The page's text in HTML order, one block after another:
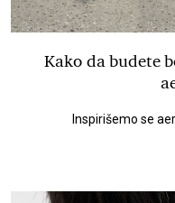
Kako da budete
Inspirišemo se